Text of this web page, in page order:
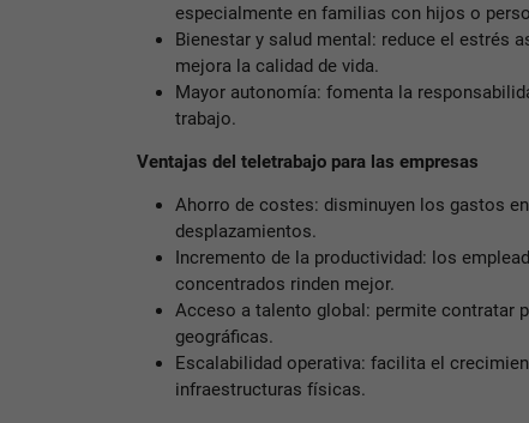
especialmente en familias con hijos o
Bienestar y salud mental: reduce el estrés
mejora la calidad de vida.
Mayor autonomía: fomenta la
trabajo.
Ventajas del teletrabajo para las empresas
Ahorro de costes: disminuyen los gastos
desplazamientos.
Incremento de la productividad: los
concentrados rinden mejor.
Acceso a talento global: permite contratar
geográficas.
Escalabilidad operativa: facilita el
infraestructuras físicas.